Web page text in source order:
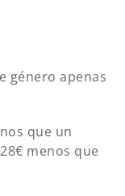
género apenas
que un
menos que